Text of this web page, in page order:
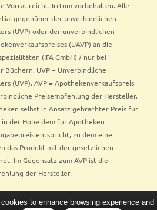
Vorrat reicht. Irrtum vorbehalten. Alle
gegenüber der unverbindlichen
(UVP) oder der unverbindlichen
(UAVP) an die
(IFA GmbH) / nur bei
UVP = Unverbindliche
(UVP). AVP = Apothekenverkaufspreis
Preisempfehlung der Hersteller.
selbst in Ansatz gebrachter Preis für
der Höhe dem für Apotheken
entspricht, zu dem eine
das Produkt mit der gesetzlichen
Im Gegensatz zum AVP ist die
der Hersteller.
to enhance browsing experience and